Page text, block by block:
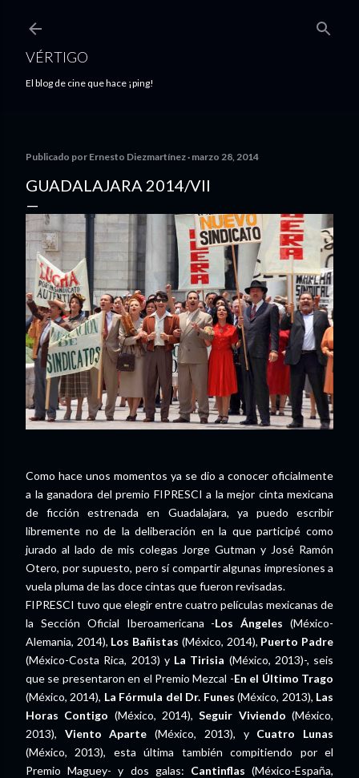
VÉRTIGO
El blog de cine que hace ¡ping!
Publicado por Ernesto Diezmartínez marzo 28, 2014
GUADALAJARA 2014/VII
Como hace unos momentos ya se dio a conocer oficialmente
a la ganadora del premio FIPRESCI a la mejor cinta mexicana
de ficción estrenada en Guadalajara, ya puedo escribir
libremente no de la deliberación en la que participé como
jurado al lado de mis colegas Jorge Gutman y José Ramón
Otero, por supuesto, pero sí compartir algunas impresiones a
vuela pluma de las doce cintas que fueron revisadas.
FIPRESCI tuvo que elegir entre cuatro películas mexicanas de
la Sección Oficial Iberoamericana -Los Ángeles (México-
Alemania, 2014), Los Bañistas (México, 2014), Puerto Padre
(México-Costa Rica, 2013) y La Tirisia (México, 2013)-, seis
que se presentaron en el Premio Mezcal -En el Último Trago
(México, 2014), La Fórmula del Dr. Funes (México, 2013), Las
Horas Contigo (México, 2014),Seguir Viviendo (México,
2013), Viento Aparte (México, 2013), y Cuatro Lunas
(México, 2013), esta última también compitiendo por el
Premio Maguey- y dos galas: Cantinflas (México-España,